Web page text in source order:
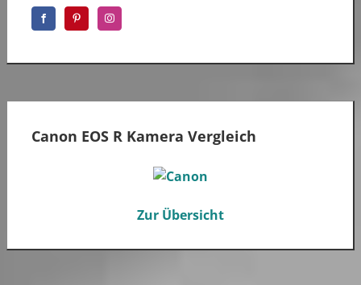
Canon EOS R Kamera Vergleich
Zur Übersicht